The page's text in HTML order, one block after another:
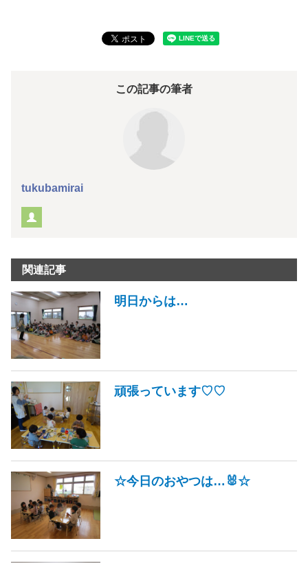
この記事の筆者
tukubamirai
関連記事
明日からは…
頑張っています♡♡
☆今日のおやつは…🐰☆